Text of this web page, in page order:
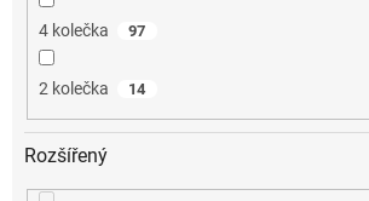
4 kolečka 97
2 kolečka 14
Rozšířený